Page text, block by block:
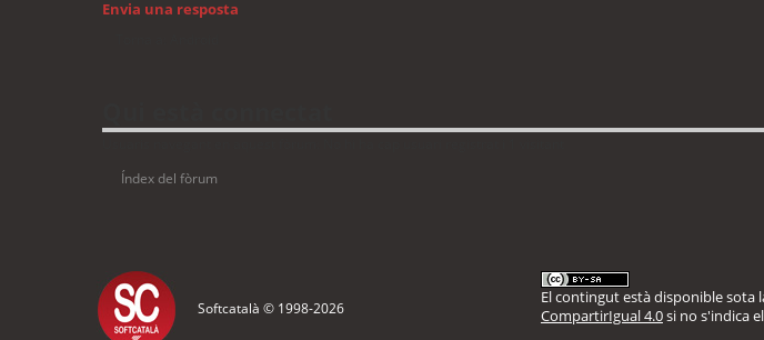
Envia una resposta
Índex del fòrum
Softcatalà © 1998-2026
El contingut està disponible sota
CompartirIgual 4.0si no s'indica